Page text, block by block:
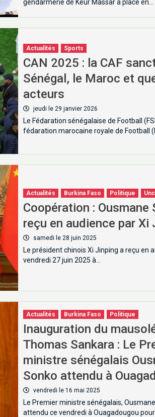
gendarmerie de Keur Massar a placé en…
Actualités Sports
CAN 2025 : la CAF
Sénégal, le Maroc et
acteurs
jeudi le 29 janvier 2026
Le Fédaration sénégalaise de Football
fédaration marocaine royale de Football
Actualités Burkina Faso Politique
Coopération : Ousmane
reçu en audience par Xi
samedi le 28 juin 2025
Le président chinois Xi Jinping a reçu en
vendredi 27 juin 2025 à…
Actualités Burkina Faso Politique
Inauguration du
Thomas Sankara : Le
ministre sénégalais
Sonko attendu à
vendredi le 16 mai 2025
Le Premier ministre sénégalais,
attendu ce vendredi à Ouagadougou pour